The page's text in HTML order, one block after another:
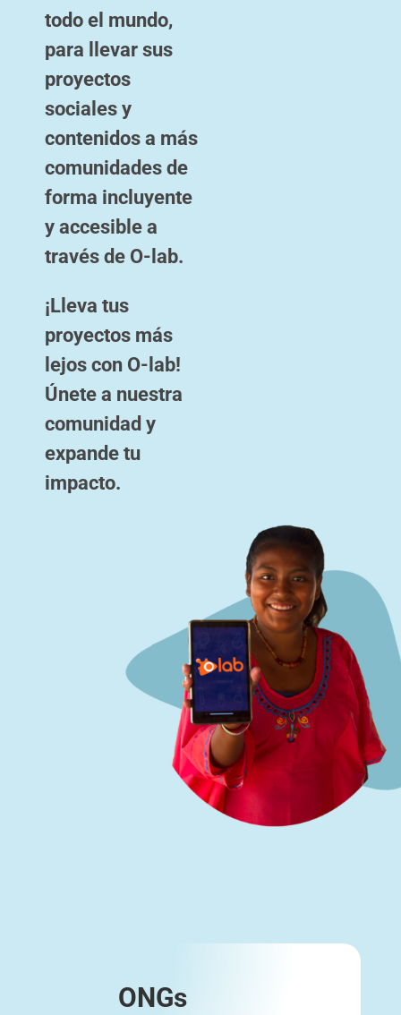
todo el mundo,
para llevar sus
proyectos
sociales y
contenidos a más
comunidades de
forma incluyente
y accesible a
través de O-lab.
¡Lleva tus
proyectos más
lejos con O-lab!
Únete a nuestra
comunidad y
expande tu
impacto.
ONGs